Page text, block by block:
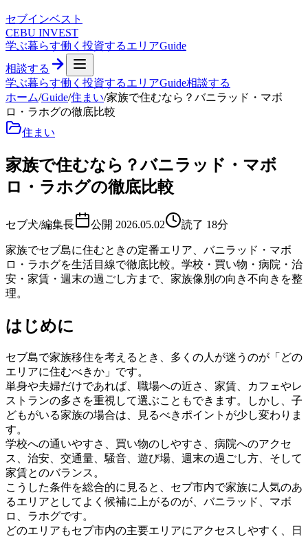
セブインベスト
CEBU INVEST
学ぶ暮らす働く 投資するエリアGuide
相談する
学ぶ暮らす働く 投資するエリアGuide相談する
ホーム/Guide/住まい/家族で住むなら？バニラッド・マボ
ロ・ラホグの徹底比較
住まい
家族で住むなら？バニラッド・マボ
ロ・ラホグの徹底比較
セブ犬/編集長 公開 2026.05.02 読了 18分
家族でセブ島に住むときの定番エリア、バニラッド・マボ
ロ・ラホグを生活目線で徹底比較。学校・買い物・病院・治
安・家賃・週末の過ごし方まで、家族像別の向き不向きを整
理。
はじめに
セブ島で家族移住を考えるとき、多くの人が迷うのが「どの
エリアに住むべきか」です。
単身や夫婦だけであれば、職場への近さ、家賃、カフェやレ
ストランの多さを重視して選ぶこともできます。しかし、子
どもがいる家族の場合は、見るべきポイントが少し変わりま
す。
学校への通いやすさ、買い物のしやすさ、病院へのアクセ
ス、治安、交通量、騒音、遊び場、週末の過ごし方、そして
家賃とのバランス。
こうした条件を総合的に見ると、セブ市内で家族に人気のあ
るエリアとしてよく候補に上がるのが、バニラッド、マボ
ロ、ラホグです。
どのエリアもセブ市内の主要エリアにアクセスしやすく、日